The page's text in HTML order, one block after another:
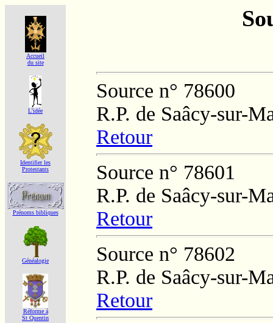
Accueil
du site
L'idée
Identifier les
Protestants
Prénoms bibliques
Généalogie
Réforme á
St Quentin
Source n° 78600
R.P. de Saâcy-sur-
Retour
Source n° 78601
R.P. de Saâcy-sur-
Retour
Source n° 78602
R.P. de Saâcy-sur-
Retour